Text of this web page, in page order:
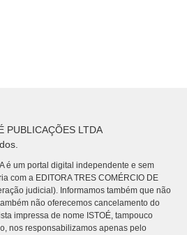
PUBLICAÇÕES LTDA
é um portal digital independente e sem
com a EDITORA TRES COMÉRCIO DE
judicial). Informamos também que não
não oferecemos cancelamento do
impressa de nome ISTOÉ, tampouco
nos responsabilizamos apenas pelo